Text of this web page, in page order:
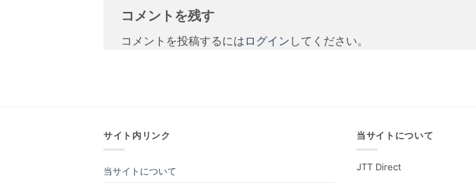
コメントを残す
コメントを投稿するには ログイン してください。
サイト内リンク
当サイトについて
当サイトについて
JTT Direct